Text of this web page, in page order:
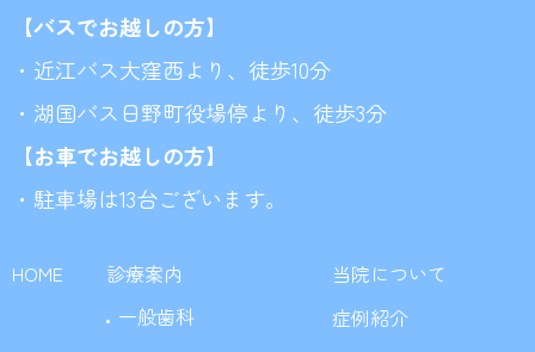
【バスでお越しの方】
・近江バス大窪西より、徒歩10分
・湖国バス日野町役場停より、徒歩3分
【お車でお越しの方】
・駐車場は13台ございます。
HOME
診療案内
一般歯科
当院について
症例紹介